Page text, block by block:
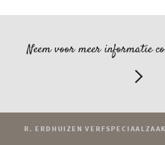
Neem voor meer informatie
R. ERDHUIZEN VERFSPECIAALZAAK